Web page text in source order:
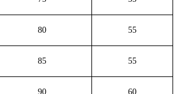
80 55
85 55
90 60